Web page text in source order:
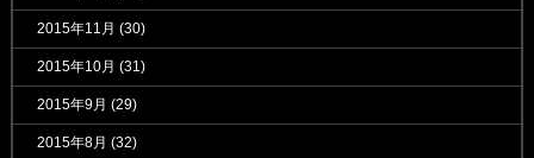
2015年11月 (30)
2015年10月 (31)
2015年9月 (29)
2015年8月 (32)